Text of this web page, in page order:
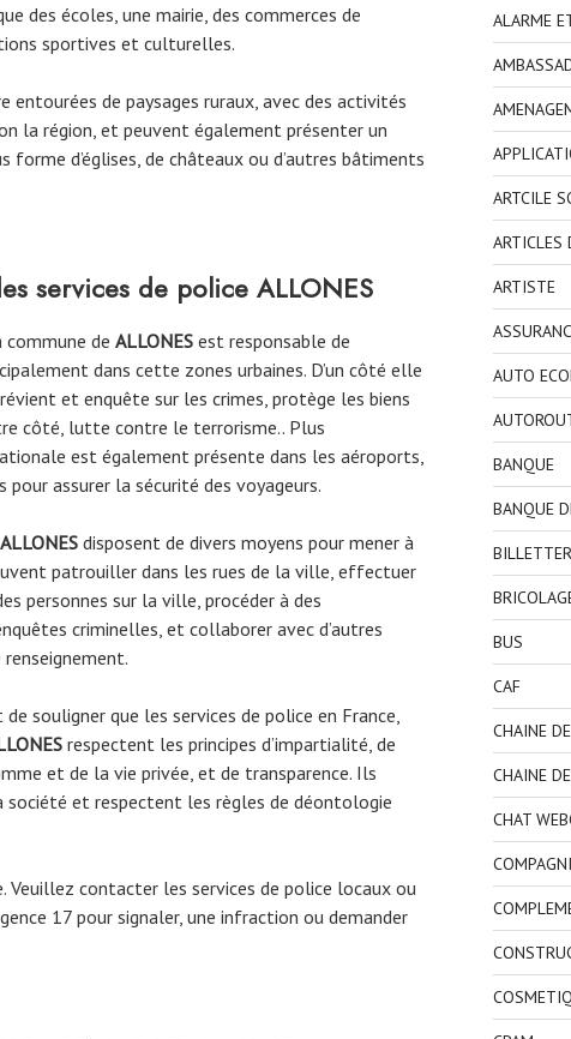
des écoles, une mairie, des commerces de
sportives et culturelles.
entourées de paysages ruraux, avec des activités
la région, et peuvent également présenter un
forme d’églises, de châteaux ou d’autres bâtiments
services de police ALLONES
de ALLONES est responsable de
dans cette zones urbaines. D’un côté elle
et enquête sur les crimes, protège les biens
côté, lutte contre le terrorisme.. Plus
est également présente dans les aéroports,
assurer la sécurité des voyageurs.
ALLONES disposent de divers moyens pour mener à
patrouiller dans les rues de la ville, effectuer
personnes sur la ville, procéder à des
criminelles, et collaborer avec d’autres
souligner que les services de police en France,
respectent les principes d’impartialité, de
et de la vie privée, et de transparence. Ils
société et respectent les règles de déontologie
Veuillez contacter les services de police locaux ou
17 pour signaler, une infraction ou demander
ALARME
ARTCILE
ARTICLES
ARTISTE
AUTO
BANQUE
BANQUE
BUS
CAF
CHAINE
CHAINE
CHAT